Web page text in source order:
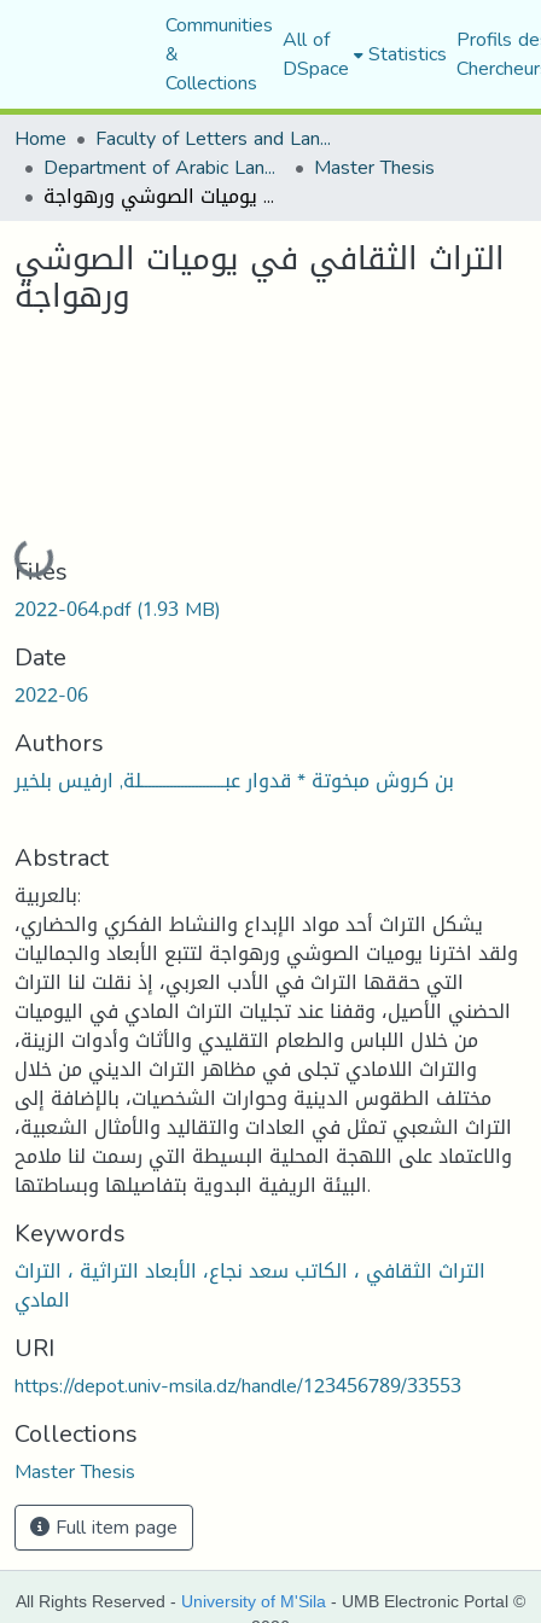
Communities
&
Collections
All of
DSpace Statistics Profils
Home
Faculty of Letters and Languages
Department of Arabic Language and Literature Master Thesis
التراث الثقافي في يوميات الصوشي ورهواجة
التراث الثقافي في يوميات الصوشي
ورهواجة
Loading...
Files
2022-064.pdf(1.93 MB)
Date
2022-06
Authors
بن كروش مبخوتة * قدوار عبـــــــــــــــــــــــلة, ارفيس بلخير
Abstract
بالعربية:
يشكل التراث أحد مواد الإبداع والنشاط الفكري والحضاري،
ولقد اخترنا يوميات الصوشي ورهواجة لتتبع الأبعاد والجماليات
التي حققها التراث في الأدب العربي، إذ نقلت لنا التراث
الحضني الأصيل، وقفنا عند تجليات التراث المادي في اليوميات
من خلال اللباس والطعام التقليدي والأثاث وأدوات الزينة،
والتراث اللامادي تجلى في مظاهر التراث الديني من خلال
مختلف الطقوس الدينية وحوارات الشخصيات، بالإضافة إلى
التراث الشعبي تمثل في العادات والتقاليد والأمثال الشعبية،
والاعتماد على اللهجة المحلية البسيطة التي رسمت لنا ملامح
البيئة الريفية البدوية بتفاصيلها وبساطتها.
Keywords
التراث الثقافي ، الكاتب سعد نجاع، الأبعاد التراثية ، التراث
المادي
URI
https://depot.univ-msila.dz/handle/123456789/33553
Collections
Master Thesis
Full item page
All Rights Reserved - University of M'Sila - UMB Electronic Portal ©